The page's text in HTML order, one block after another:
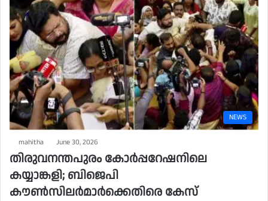
NEWS
mahitha June 30, 2026
തിരുവനന്തപുരം കോർപ്പറേഷനിലെ
കയ്യാങ്കളി; ബിജെപി
കൗൺസിലർമാർക്കെതിരെ കേസ്